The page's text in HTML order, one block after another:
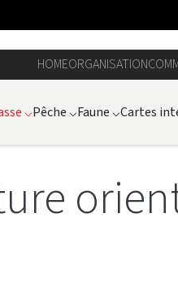
HOMEORGANISATION
⌵Pêche ⌵Faune ⌵Cartes